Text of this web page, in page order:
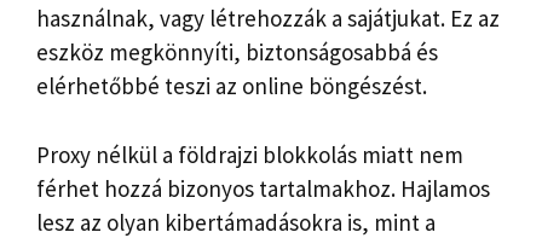
használnak, vagy létrehozzák a sajátjukat. Ez az
eszköz megkönnyíti, biztonságosabbá és
elérhetőbbé teszi az online böngészést.
Proxy nélkül a földrajzi blokkolás miatt nem
férhet hozzá bizonyos tartalmakhoz. Hajlamos
lesz az olyan kibertámadásokra is, mint a